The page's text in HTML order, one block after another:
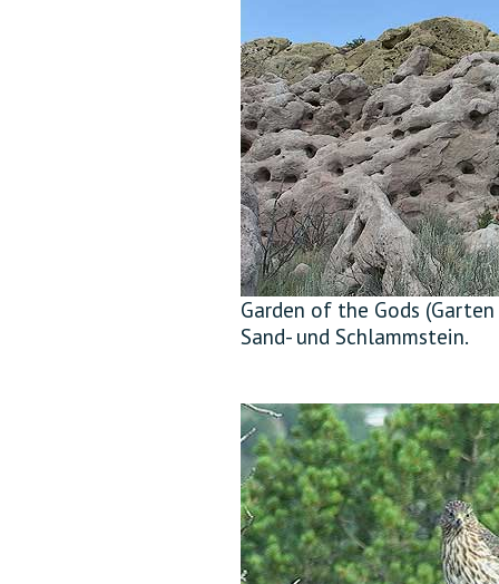
Garden of the Gods
Sand- und Schlammstein.